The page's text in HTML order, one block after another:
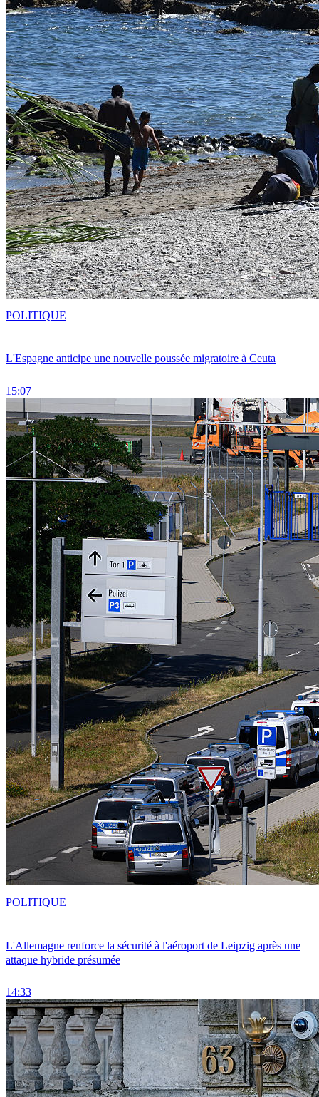
L'Espagne anticipe une nouvelle poussée migratoire à Ceuta
15:07
POLITIQUE
L'Allemagne renforce la sécurité à l'aéroport de Leipzig après une
attaque hybride présumée
14:33
POLITIQUE